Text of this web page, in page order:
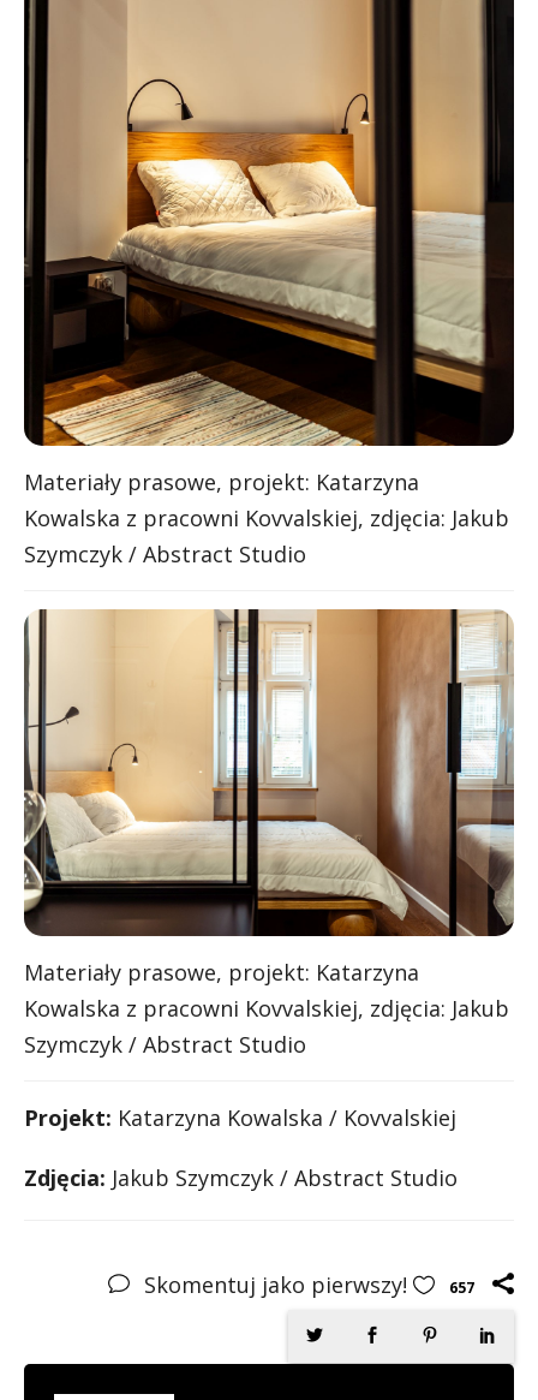
Materiały prasowe, projekt: Katarzyna
Kowalska z pracowni Kovvalskiej, zdjęcia: Jakub
Szymczyk / Abstract Studio
Materiały prasowe, projekt: Katarzyna
Kowalska z pracowni Kovvalskiej, zdjęcia: Jakub
Szymczyk / Abstract Studio
Projekt: Katarzyna Kowalska / Kovvalskiej
Zdjęcia: Jakub Szymczyk / Abstract Studio
Skomentuj jako pierwszy! 657